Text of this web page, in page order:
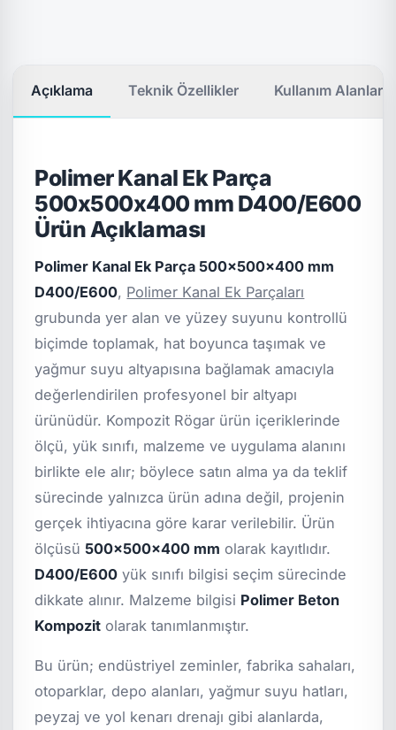
Açıklama Teknik Özellikler Kullanım Alanları
Polimer Kanal Ek Parça
500x500x400 mm D400/E600
Ürün Açıklaması
Polimer Kanal Ek Parça 500x500x400 mm
D400/E600, Polimer Kanal Ek Parçaları
grubunda yer alan ve yüzey suyunu kontrollü
biçimde toplamak, hat boyunca taşımak ve
yağmur suyu altyapısına bağlamak amacıyla
değerlendirilen profesyonel bir altyapı
ürünüdür. Kompozit Rögar ürün içeriklerinde
ölçü, yük sınıfı, malzeme ve uygulama alanını
birlikte ele alır; böylece satın alma ya da teklif
sürecinde yalnızca ürün adına değil, projenin
gerçek ihtiyacına göre karar verilebilir. Ürün
ölçüsü500x500x400 mm olarak kayıtlıdır.
D400/E600 yük sınıfı bilgisi seçim sürecinde
dikkate alınır. Malzeme bilgisi Polimer Beton
Kompozit olarak tanımlanmıştır.
Bu ürün; endüstriyel zeminler, fabrika sahaları,
otoparklar, depo alanları, yağmur suyu hatları,
peyzaj ve yol kenarı drenajı gibi alanlarda,